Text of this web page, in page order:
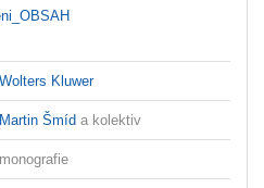
Wolters Kluwer
Martin Šmíd a kolektiv
monografie